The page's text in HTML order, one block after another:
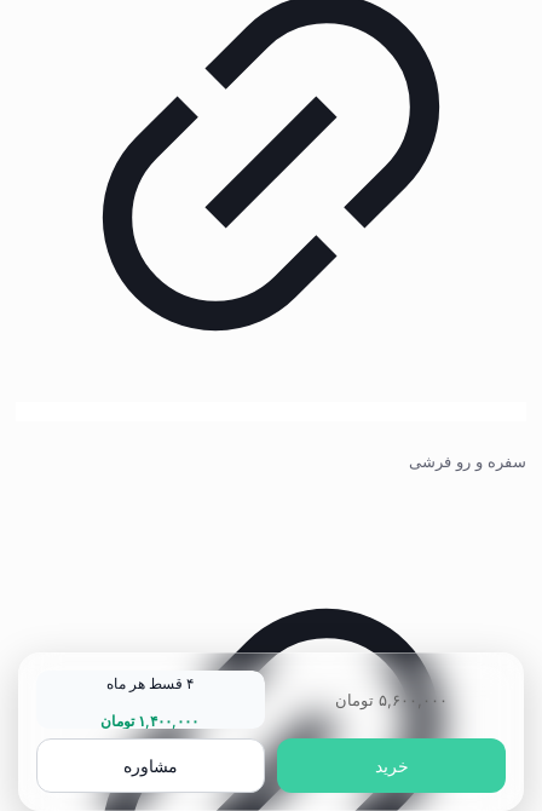
۵,۶۰۰,۰۰۰ تومان
۴ قسط هر ماه
۱,۴۰۰,۰۰۰ تومان
خرید مشاوره
سفره و رو فرشی